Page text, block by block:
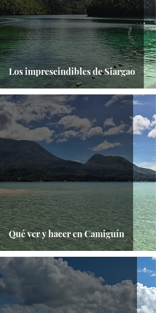
Los imprescindibles de Siargao
Qué ver y hacer en Camiguín